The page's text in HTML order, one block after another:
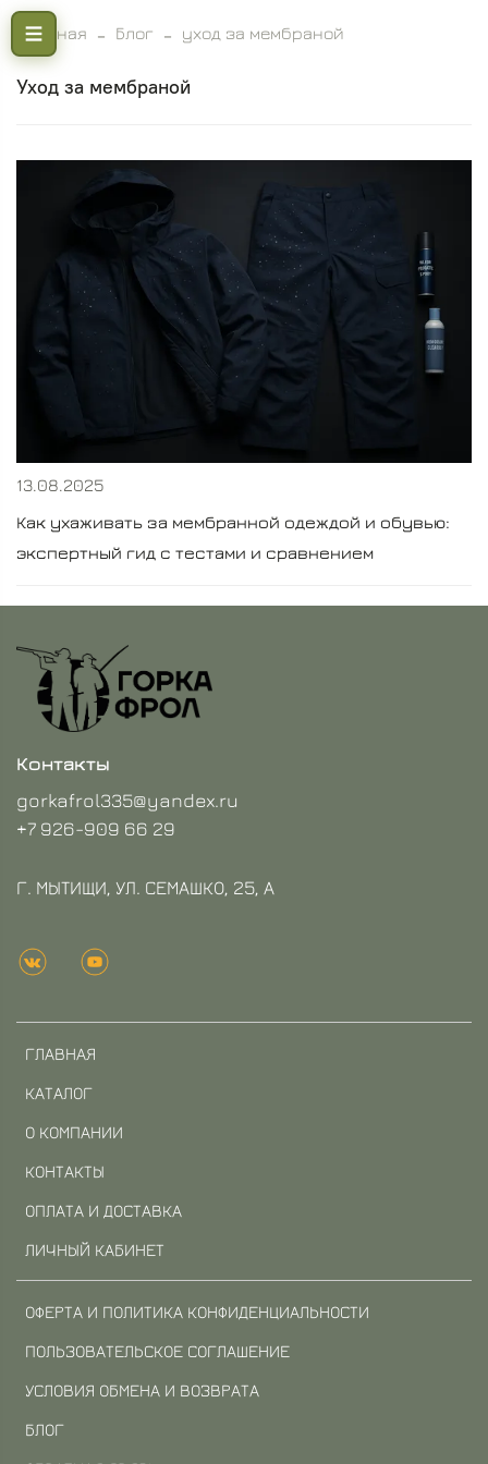
Главная Блог уход за мембраной
уход за мембраной
13.08.2025
Как ухаживать за мембранной одеждой и обувью:
экспертный гид с тестами и сравнением
ГЛАВНАЯ
КАТАЛОГ
О КОМПАНИИ
КОНТАКТЫ
ОПЛАТА И ДОСТАВКА
ЛИЧНЫЙ КАБИНЕТ
ОФЕРТА И ПОЛИТИКА КОНФИДЕНЦИАЛЬНОСТИ
ПОЛЬЗОВАТЕЛЬСКОЕ СОГЛАШЕНИЕ
УСЛОВИЯ ОБМЕНА И ВОЗВРАТА
БЛОГ
Контакты
gorkafrol335@yandex.ru
+7 926-909 66 29
Г. МЫТИЩИ, УЛ. СЕМАШКО, 25, А